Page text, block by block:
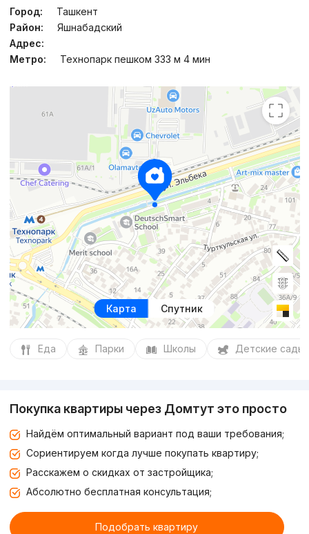
Город:
Ташкент
Район:
Яшнабадский
Адрес:
Метро:
Технопарк пешком 333 м 4 мин
Карта Спутник
Еда Парки Школы Детские сады
Покупка квартиры через Домтут это просто
Найдём оптимальный вариант под ваши требования;
Сориентируем когда лучше покупать квартиру;
Расскажем о скидках от застройщика;
Абсолютно бесплатная консультация;
Подобрать квартиру